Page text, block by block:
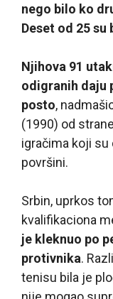
nego bilo ko
Deset od 25 su
Njihova 91
odigranih daju
posto,
(1990) od
igračima koji su
površini.
Srbin, uprkos
kvalifikaciona
je kleknuo po
protivnika.
tenisu bila je